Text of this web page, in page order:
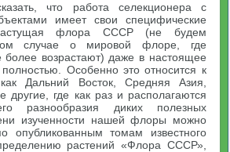
что работа селекционера с
имеет свои специфические
флора СССР (не будем
случае о мировой флоре, где
более возрастают) даже в настоящее
Особенно это относится к
Дальний Восток, Средняя Азия,
другие, где как раз и располагаются
разнообразия диких полезных
изученности нашей флоры можно
опубликованным томам известного
растений «Флора СССР»,